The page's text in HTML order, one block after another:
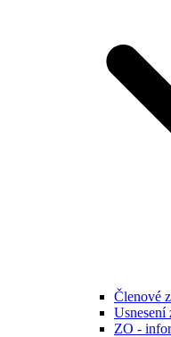
Členové
Usnesení
ZO -